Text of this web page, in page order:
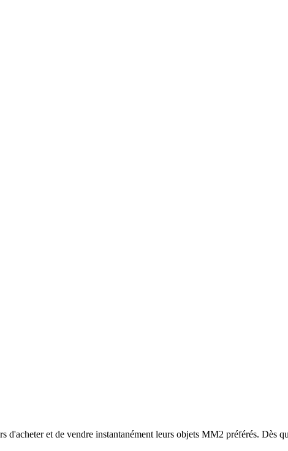
et de vendre instantanément leurs objets MM2 préférés. Dès